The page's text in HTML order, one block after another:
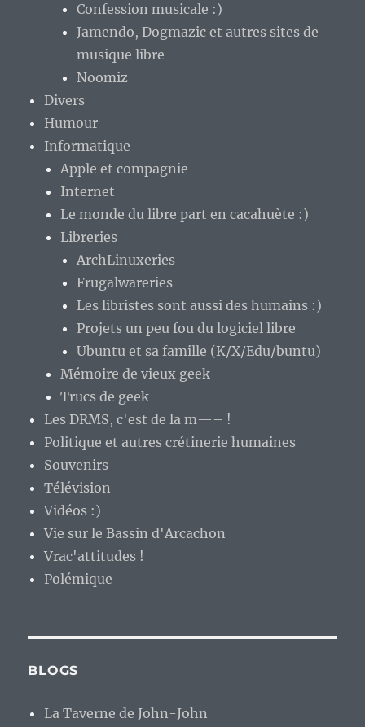
Confession musicale :)
Jamendo, Dogmazic et autres sites de
musique libre
Noomiz
Divers
Humour
Informatique
Apple et compagnie
Internet
Le monde du libre part en cacahuète :)
Libreries
ArchLinuxeries
Frugalwareries
Les libristes sont aussi des humains :)
Projets un peu fou du logiciel libre
Ubuntu et sa famille (K/X/Edu/buntu)
Mémoire de vieux geek
Trucs de geek
Les DRMS, c'est de la m—– !
Politique et autres crétinerie humaines
Souvenirs
Télévision
Vidéos :)
Vie sur le Bassin d'Arcachon
Vrac'attitudes !
Polémique
BLOGS
La Taverne de John-John